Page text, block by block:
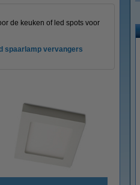
de keuken of led spots voor
spaarlamp vervangers